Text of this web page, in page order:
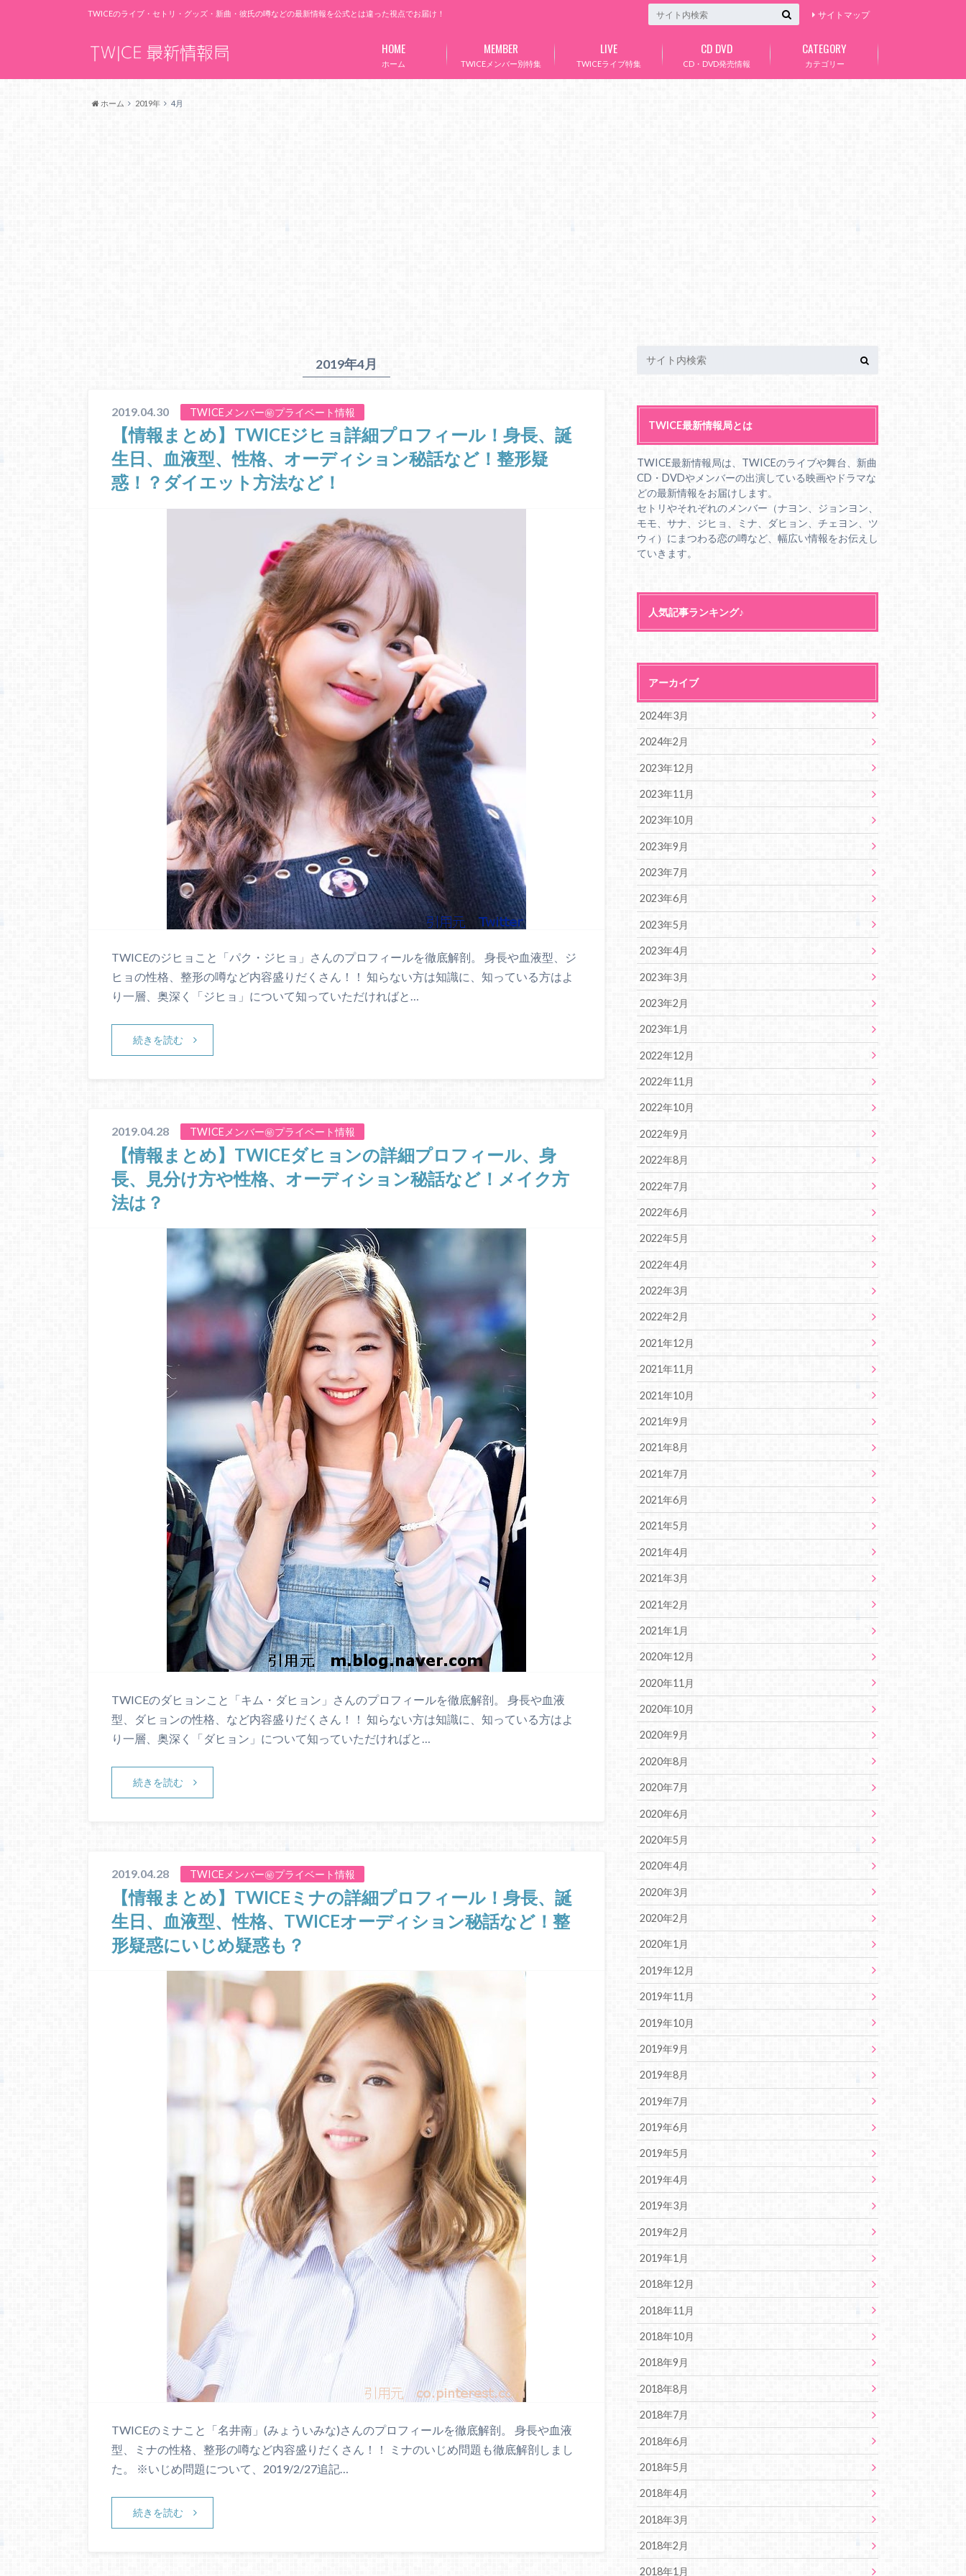
TWICEのライブ・セトリ・グッズ・新曲・彼氏の噂などの最新情報を公式とは違った視点でお届け！ サイトマップ
ホーム
HOME
TWICEメンバー別特集
MEMBER
TWICEライブ特集
LIVE
CD・DVD発売情報
CD DVD
カテゴリー
CATEGORY
ホーム 2019年 4月
2019年4月
2019.04.30 TWICEメンバー㊙プライベート情報
【情報まとめ】TWICEジヒョ詳細プロフィール！身長、誕
生日、血液型、性格、オーディション秘話など！整形疑
惑！？ダイエット方法など！
TWICEのジヒョこと「パク・ジヒョ」さんのプロフィールを徹底解剖。 身長や血液型、ジ
ヒョの性格、整形の噂など内容盛りだくさん！！ 知らない方は知識に、知っている方はよ
り一層、奥深く「ジヒョ」について知っていただければと…
続きを読む
2019.04.28 TWICEメンバー㊙プライベート情報
【情報まとめ】TWICEダヒョンの詳細プロフィール、身
長、見分け方や性格、オーディション秘話など！メイク方
法は？
TWICEのダヒョンこと「キム・ダヒョン」さんのプロフィールを徹底解剖。 身長や血液
型、ダヒョンの性格、など内容盛りだくさん！！ 知らない方は知識に、知っている方はよ
り一層、奥深く「ダヒョン」について知っていただければと…
続きを読む
2019.04.28 TWICEメンバー㊙プライベート情報
【情報まとめ】TWICEミナの詳細プロフィール！身長、誕
生日、血液型、性格、TWICEオーディション秘話など！整
形疑惑にいじめ疑惑も？
TWICEのミナこと「名井南」(みょういみな)さんのプロフィールを徹底解剖。 身長や血液
型、ミナの性格、整形の噂など内容盛りだくさん！！ ミナのいじめ問題も徹底解剖しまし
た。 ※いじめ問題について、2019/2/27追記…
続きを読む
TWICE最新情報局とは
TWICE最新情報局は、TWICEのライブや舞台、新曲
CD・DVDやメンバーの出演している映画やドラマな
どの最新情報をお届けします。
セトリやそれぞれのメンバー（ナヨン、ジョンヨン、
モモ、サナ、ジヒョ、ミナ、ダヒョン、チェヨン、ツ
ウィ）にまつわる恋の噂など、幅広い情報をお伝えし
ていきます。
人気記事ランキング♪
アーカイブ
2024年3月
2024年2月
2023年12月
2023年11月
2023年10月
2023年9月
2023年7月
2023年6月
2023年5月
2023年4月
2023年3月
2023年2月
2023年1月
2022年12月
2022年11月
2022年10月
2022年9月
2022年8月
2022年7月
2022年6月
2022年5月
2022年4月
2022年3月
2022年2月
2021年12月
2021年11月
2021年10月
2021年9月
2021年8月
2021年7月
2021年6月
2021年5月
2021年4月
2021年3月
2021年2月
2021年1月
2020年12月
2020年11月
2020年10月
2020年9月
2020年8月
2020年7月
2020年6月
2020年5月
2020年4月
2020年3月
2020年2月
2020年1月
2019年12月
2019年11月
2019年10月
2019年9月
2019年8月
2019年7月
2019年6月
2019年5月
2019年4月
2019年3月
2019年2月
2019年1月
2018年12月
2018年11月
2018年10月
2018年9月
2018年8月
2018年7月
2018年6月
2018年5月
2018年4月
2018年3月
2018年2月
2018年1月